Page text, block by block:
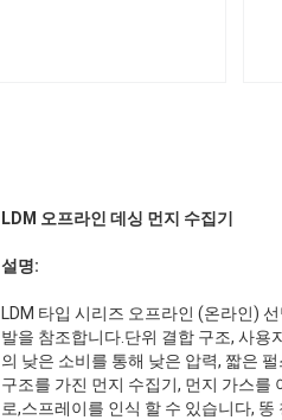
LDM 오프라인 데싱 먼지 수집기
설명:
LDM 타입 시리즈 오프라인 (온라인)
발을 참조합니다.단위 결합 구조, 사용
의 낮은 소비를 통해 낮은 압력, 짧은
구조를 가진 먼지 수집기, 먼지 가스를
로,스프레이를 인식 할 수 있습니다,